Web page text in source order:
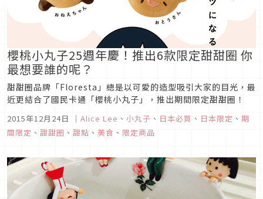
櫻桃小丸子25週年慶！推出6款限定甜甜圈 你
最想要誰的呢？
甜甜圈品牌「Floresta」總是以可愛的造型吸引大家的目光，最
近更結合了國民卡通「櫻桃小丸子」，推出期間限定甜甜圈！
2015年12月24日 ｜ Alice Lee 、 小丸子 、 日本必買 、 日本限定 、 期
間限定 、 甜甜圈 、 甜點 、 美食 、 限定商品